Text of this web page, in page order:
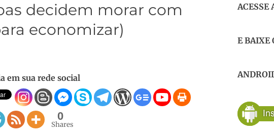
decidem morar com
economizar)
em sua rede social
0
Shares
ACESSE
E BAIXE